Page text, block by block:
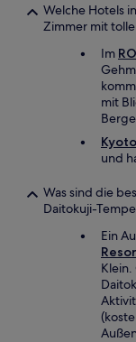
Welche Hotels
Zimmer mit
Im
mit
und
Was sind die
Daitokuji-
Ein
Klein.